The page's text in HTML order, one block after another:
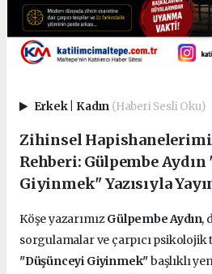
Erkek Kadın (Haberi Sesli Oku)
Zihinsel
Rehberi: Gülpembe
Giyinmek" Yazısıyla
Köşe yazarımızGülpembe Aydın,
sorgulamalar ve çarpıcı psikolojik
"Düşünceyi Giyinmek"başlıklı